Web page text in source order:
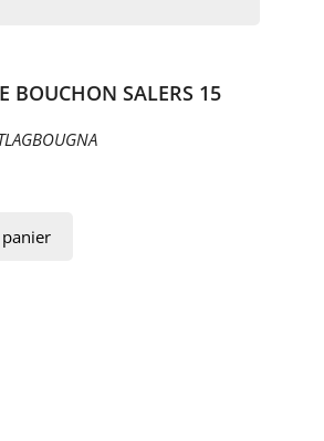
BOUCHON SALERS 15